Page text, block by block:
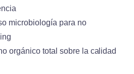
microbiología para no
orgánico total sobre la calidad